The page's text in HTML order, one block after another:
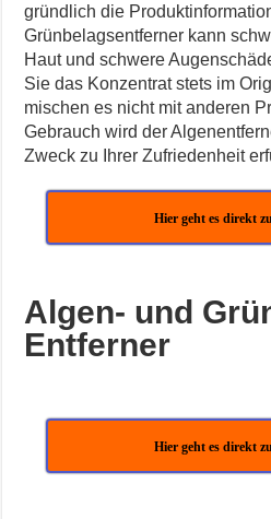
gründlich die
Grünbelagsentferner kann
Haut und schwere
Sie das Konzentrat stets im
mischen es nicht mit anderen
Gebrauch wird der
Zweck zu Ihrer Zufriedenheit
Hier geht es direkt
Algen- und
Entferner
Hier geht es direkt